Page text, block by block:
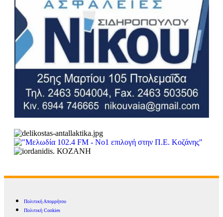
Πολιτική Απορρήτου
Πολιτική Cookies